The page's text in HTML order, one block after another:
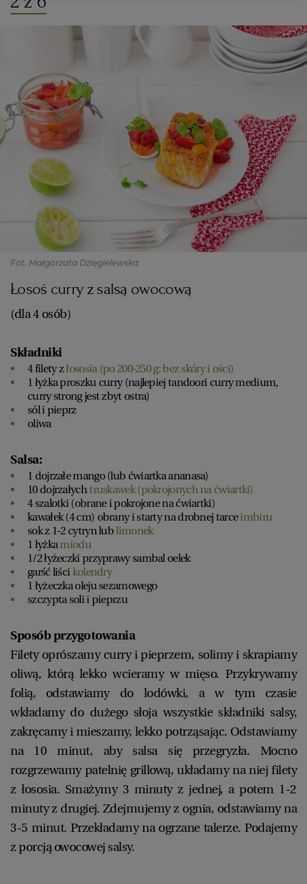
Fot. Małgorzata Dzięgielewska
Łosoś curry z salsą owocową
(dla 4 osób)
Składniki
4 filety złososia (po 200-250 g; bez skóry i ości)
1 łyżka proszku curry (najlepiej tandoori curry medium,
curry strong jest zbyt ostra)
sól i pieprz
oliwa
Salsa:
1 dojrzałe mango (lub ćwiartka ananasa)
10 dojrzałychtruskawek (pokrojonych na ćwiartki)
4 szalotki (obrane i pokrojone na ćwiartki)
kawałek (4 cm) obrany i starty na drobnej tarceimbiru
sok z 1-2 cytryn lublimonek
1 łyżkamiodu
1/2 łyżeczki przyprawy sambal oelek
garść liścikolendry
1 łyżeczka oleju sezamowego
szczypta soli i pieprzu
Sposób przygotowania
Filety oprószamy curry i pieprzem, solimy i skrapiamy
oliwą, którą lekko wcieramy w mięso. Przykrywamy
folią, odstawiamy do lodówki, a w tym czasie
wkładamy do dużego słoja wszystkie składniki salsy,
zakręcamy i mieszamy, lekko potrząsając. Odstawiamy
na 10 minut, aby salsa się przegryzła. Mocno
rozgrzewamy patelnię grillową, układamy na niej filety
z łososia. Smażymy 3 minuty z jednej, a potem 1-2
minuty z drugiej. Zdejmujemy z ognia, odstawiamy na
3-5 minut. Przekładamy na ogrzane talerze. Podajemy
z porcją owocowej salsy.